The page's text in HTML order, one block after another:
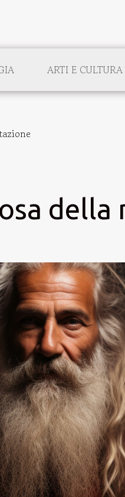
ARTI E CULTURA
della